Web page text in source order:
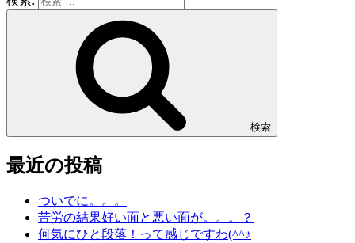
検索
最近の投稿
ついでに。。。
苦労の結果好い面と悪い面が。。。？
何気にひと段落！って感じですわ(^^♪